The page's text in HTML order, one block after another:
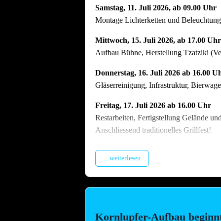
Samstag, 11. Juli 2026, ab 09.00 Uhr
Montage Lichterketten und
Mittwoch, 15. Juli 2026, ab 17.00 Uhr
Aufbau Bühne, Herstellung Tzatziki
Donnerstag, 16. Juli 2026 ab 16.00
Gläserreinigung, Infrastruktur,
Freitag, 17. Juli 2026 ab 16.00 Uhr
Restarbeiten, Fertigstellung Gelände
Anschliessend traditionelles Grillfest!
Samstag, 18. Juli 2026 ab 09.00 Uhr
Dekoration Festplatz, Preisaushang,
...weiterlesen
Kornlupfer-Aufbau